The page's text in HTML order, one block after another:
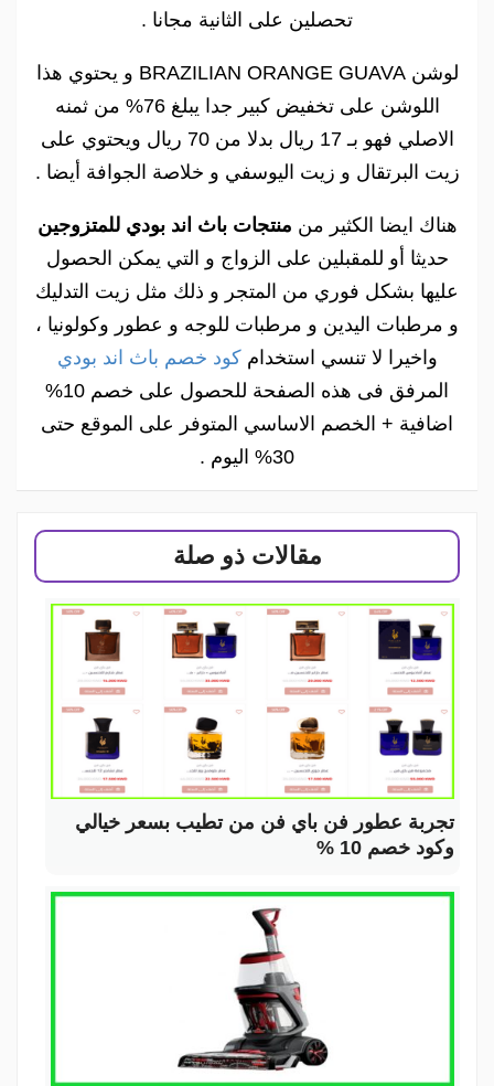
تحصلين على الثانية مجانا .
لوشن BRAZILIAN ORANGE GUAVA و يحتوي هذا
اللوشن على تخفيض كبير جدا يبلغ 76% من ثمنه
الاصلي فهو بـ 17 ريال بدلا من 70 ريال ويحتوي على
زيت البرتقال و زيت اليوسفي و خلاصة الجوافة أيضا .
هناك ايضا الكثير من منتجات باث اند بودي للمتزوجين
حديثا أو للمقبلين على الزواج و التي يمكن الحصول
عليها بشكل فوري من المتجر و ذلك مثل زيت التدليك
و مرطبات اليدين و مرطبات للوجه و عطور وكولونيا ،
واخيرا لا تنسي استخدامكود خصم باث اند بودي
المرفق فى هذه الصفحة للحصول على خصم 10%
اضافية + الخصم الاساسي المتوفر على الموقع حتى
30% اليوم .
مقالات ذو صلة
تجربة عطور فن باي فن من تطيب بسعر خيالي
وكود خصم 10 %